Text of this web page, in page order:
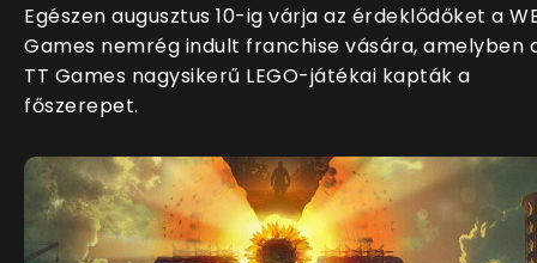
Egészen augusztus 10-ig várja az érdeklődőket a
Games nemrég indult franchise vására, amelyben
TT Games nagysikerű LEGO-játékai kapták a
főszerepet.